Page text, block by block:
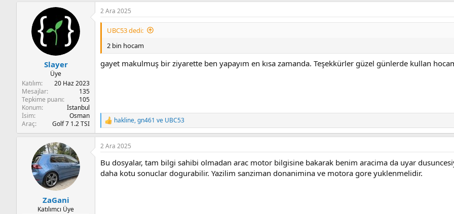
p
k
i
:
Slayer
Üye
Katılım
20 Haz 2023
Mesajlar
135
Tepkime puanı
105
Konum
İstanbul
İsim
Osman
Araç
Golf 7 1.2 TSI
2 Ara 2025
UBC53 dedi:
2 bin hocam
gayet makulmuş bir ziyarette ben yapayım en kısa zamanda. Teşekkürler güzel günlerde kullan
T
e
p
k
l
e
hakline,gn461 ve UBC53
ZaGani
Katılımcı Üye
2 Ara 2025
Bu dosyalar, tam bilgi sahibi olmadan arac motor bilgisine bakarak benim aracima da uyar
daha kotu sonuclar dogurabilir. Yazilim sanziman donanimina ve motora gore yuklenmelidir.